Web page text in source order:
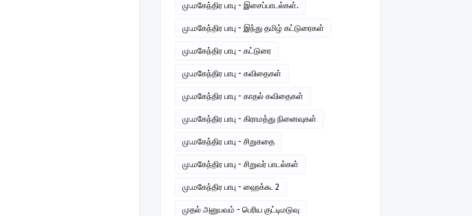
மு.மகேந்திர பாபு - இசைப்பாடல்கள்.
மு.மகேந்திர பாபு - இந்து தமிழ் கட்டுரைகள்
மு.மகேந்திர பாபு - கட்டுரை
மு.மகேந்திர பாபு - கவிதைகள்
மு.மகேந்திர பாபு - காதல் கவிதைகள்
மு.மகேந்திர பாபு - கிராமத்து நினைவுகள்
மு.மகேந்திர பாபு - சிறுகதை
மு.மகேந்திர பாபு - சிறுவர் பாடல்கள்
மு.மகேந்திர பாபு - ஹைக்கூ 2
முதல் அனுபவம் - பெரிய குட்டிமடுவு